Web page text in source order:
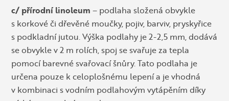
c/ přírodní linoleum – podlaha složená obvykle
s korkové či dřevěné moučky, pojiv, barviv, pryskyřice
s podkladní jutou. Výška podlahy je 2-2,5 mm, dodává
se obvykle v 2 m rolích, spoj se svařuje za tepla
pomocí barevné svařovací šnůry. Tato podlaha je
určena pouze k celoplošnému lepení a je vhodná
v kombinaci s vodním podlahovým vytápěním díky